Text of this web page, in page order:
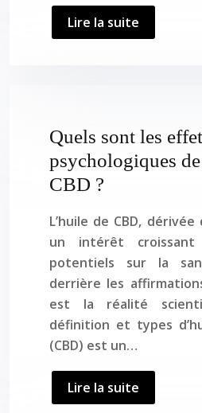
Lire la suite
Quels sont les
psychologiques
CBD ?
L’huile de CBD,
un intérêt
potentiels sur la
derrière les
est la réalité
définition et types
(CBD) est un…
Lire la suite